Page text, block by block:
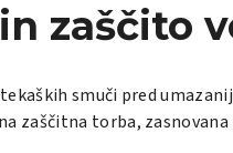
zaščito
smuči pred
zaščitna torba,